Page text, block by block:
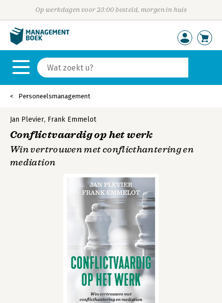
Op werkdagen voor 23:00 besteld, morgen in huis
Personeelsmanagement
Jan Plevier, Frank Emmelot
Conflictvaardig op het werk
Win vertrouwen met conflicthantering en
mediation